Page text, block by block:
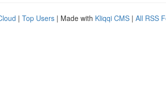
| Top Users | Made with Kliqqi CMS | All RSS